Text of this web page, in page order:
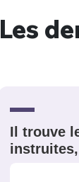
Les
Il trouve
PSEUDO
VOTRE
Que